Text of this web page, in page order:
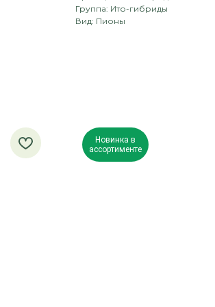
Группа: Ито-гибриды
Вид: Пионы
Новинка в
ассортименте